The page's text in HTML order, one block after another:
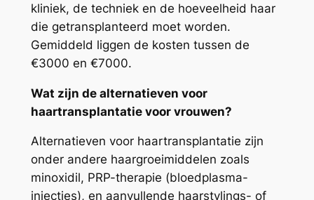
kliniek, de techniek en de hoeveelheid haar
die getransplanteerd moet worden.
Gemiddeld liggen de kosten tussen de
€3000 en €7000.
Wat zijn de alternatieven voor
haartransplantatie voor vrouwen?
Alternatieven voor haartransplantatie zijn
onder andere haargroeimiddelen zoals
minoxidil, PRP-therapie (bloedplasma-
injecties), en aanvullende haarstylings- of